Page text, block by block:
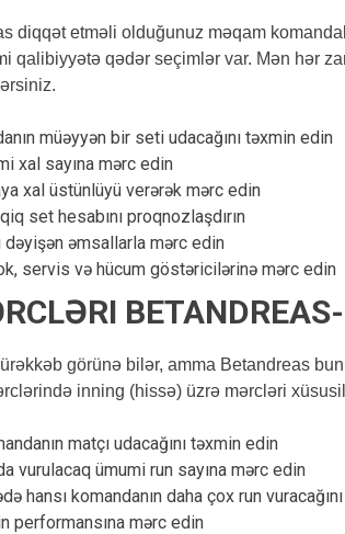
diqqət etməli olduğunuz məqam
qalibiyyətə qədər seçimlər var. Mən hər
müəyyən bir seti udacağını təxmin edin
xal sayına mərc edin
xal üstünlüyü verərək mərc edin
set hesabını proqnozlaşdırın
dəyişən əmsallarla mərc edin
servis və hücum göstəricilərinə mərc edin
görünə bilər, amma Betandreas
inning (hissə) üzrə mərcləri
matçı udacağını təxmin edin
vurulacaq ümumi run sayına mərc edin
hansı komandanın daha çox run
performansına mərc edin